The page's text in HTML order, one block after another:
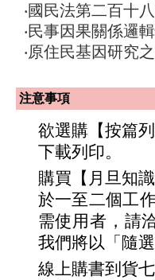
‧國民法第二百十
‧民事因果關係邏
‧原住民基因研究
注意事項
欲選購【按篇
下載列印。
購買【月旦知
於一至二個工
需使用者，請
我們將以「隨
線上購書到貨